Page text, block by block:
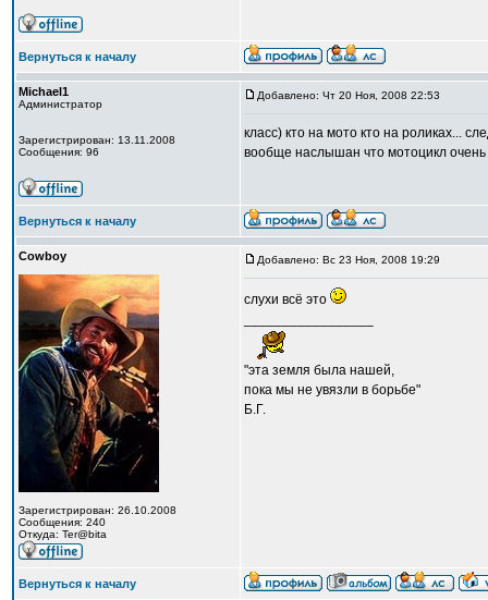
Вернуться к началу
Michael1
Администратор
Зарегистрирован: 13.11.2008
Сообщения: 96
Добавлено: Чт 20 Ноя, 2008 22:53
класс) кто на мото кто на роликах...
вообще наслышан что мотоцикл очень
Вернуться к началу
Cowboy
Зарегистрирован: 26.10.2008
Сообщения: 240
Откуда: Ter@bita
Добавлено: Вс 23 Ноя, 2008 19:29
слухи всё это
"эта земля была нашей,
пока мы не увязли в борьбе"
Б.Г.
Вернуться к началу